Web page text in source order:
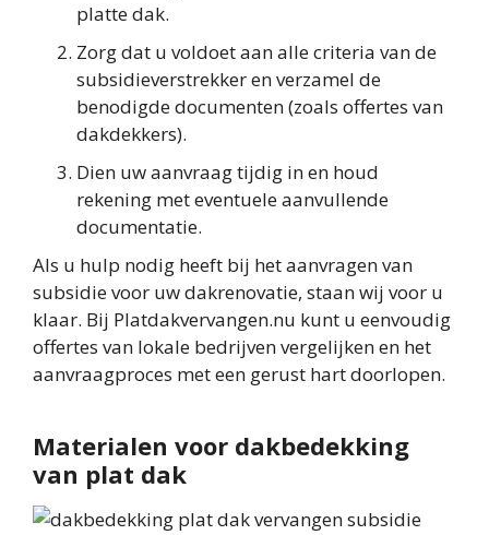
platte dak.
Zorg dat u voldoet aan alle criteria van de
subsidieverstrekker en verzamel de
benodigde documenten (zoals offertes van
dakdekkers).
Dien uw aanvraag tijdig in en houd
rekening met eventuele aanvullende
documentatie.
Als u hulp nodig heeft bij het aanvragen van
subsidie voor uw dakrenovatie, staan wij voor u
klaar. Bij Platdakvervangen.nu kunt u eenvoudig
offertes van lokale bedrijven vergelijken en het
aanvraagproces met een gerust hart doorlopen.
Materialen voor dakbedekking
van plat dak